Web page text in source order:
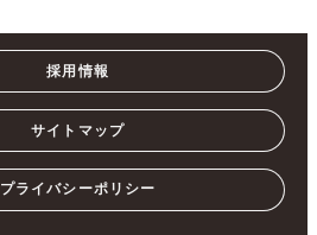
採用情報
サイトマップ
プライバシーポリシー